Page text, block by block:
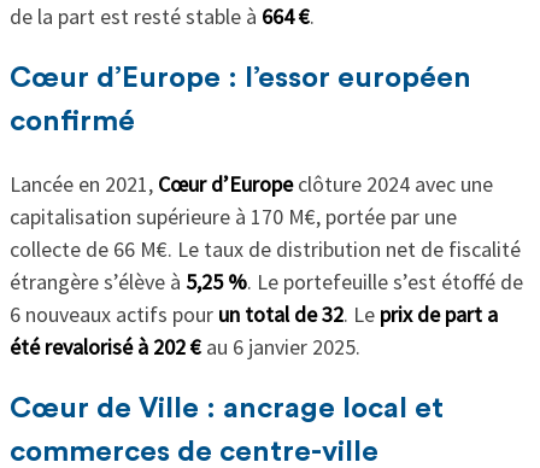
de la part est resté stable à 664 €.
Cœur d’Europe : l’essor européen
confirmé
Lancée en 2021, Cœur d’Europeclôture 2024 avec une
capitalisation supérieure à 170 M€, portée par une
collecte de 66 M€. Le taux de distribution net de fiscalité
étrangère s’élève à 5,25 %. Le portefeuille s’est étoffé de
6 nouveaux actifs pour un total de 32. Le prix de part a
été revalorisé à 202 €au 6 janvier 2025.
Cœur de Ville : ancrage local et
commerces de centre-ville